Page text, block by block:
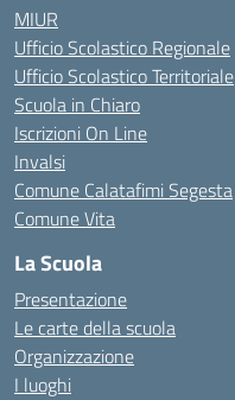
MIUR
Ufficio Scolastico Regionale
Ufficio Scolastico Territoriale
Scuola in Chiaro
Iscrizioni On Line
Invalsi
Comune Calatafimi Segesta
Comune Vita
La Scuola
Presentazione
Le carte della scuola
Organizzazione
I luoghi